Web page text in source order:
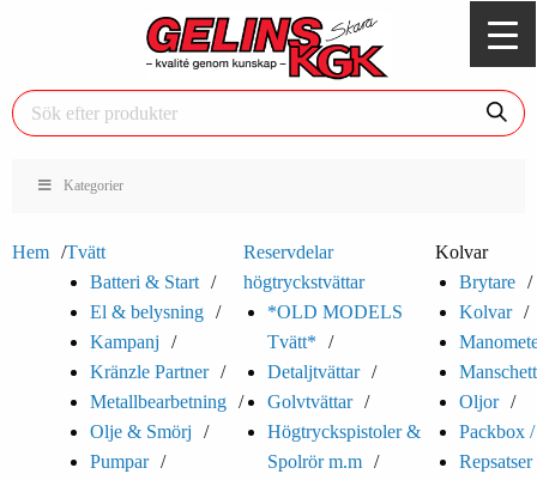
Kategorier
Hem
Tvätt
Batteri & Start
El & belysning
Kampanj
Kränzle Partner
Metallbearbetning
Olje & Smörj
Pumpar
Reservdelar
högtryckstvättar
*OLD MODELS
Tvätt*
Detaljtvättar
Golvtvättar
Högtryckspistoler &
Spolrör m.m
Kolvar
Brytare
Kolvar
Oljor
Packbox